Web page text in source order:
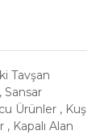
Tavşan
, Sansar
Ürünler , Kuş
, Kapalı Alan